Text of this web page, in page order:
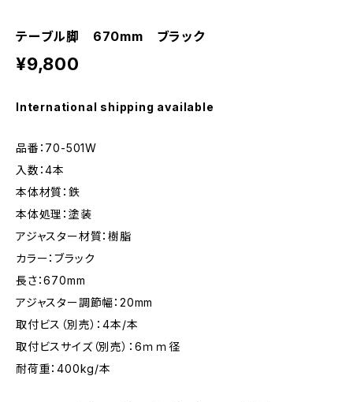
テーブル脚 670mm ブラック
¥9,800
International shipping available
品番：70-501W
入数：4本
本体材質：鉄
本体処理：塗装
アジャスター材質：樹脂
カラー：ブラック
長さ：670mm
アジャスター調節幅：20mm
取付ビス（別売）：4本/本
取付ビスサイズ（別売）：6ｍｍ径
耐荷重：400kg/本